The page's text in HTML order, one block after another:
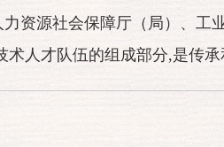
资源社会保障厅（局）、
人才队伍的组成部分,是传